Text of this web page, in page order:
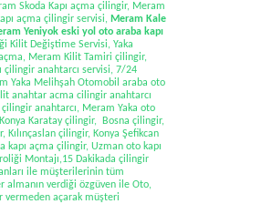
Skoda Kapı açma çilingir, Meram
açma çilingir servisi, Meram Kale
Yeniyok eski yol oto araba kapı
Kilit Değiştime Servisi, Yaka
Meram Kilit Tamiri çilingir,
çilingir anahtarcı servisi, 7/24
Yaka Melihşah Otomobil araba oto
anahtar acma cilingir anahtarcı
anahtarcı, Meram Yaka oto
Karatay çilingir, Bosna çilingir,
çilingir, Konya Şefikcan
açma çilingir, Uzman oto kapı
Montajı,15 Dakikada çilingir
ile müşterilerinin tüm
almanın verdiği özgüven ile Oto,
vermeden açarak müşteri